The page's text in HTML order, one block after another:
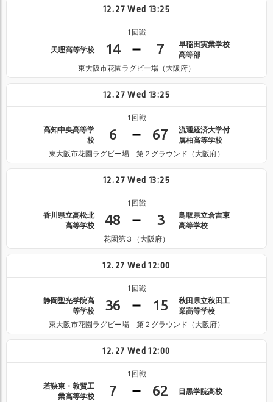
12.27 Wed 13:25
1回戦
天理高等学校 14 7
早稲田実業学校
高等部
東大阪市花園ラグビー場（大阪府）
12.27 Wed 13:25
1回戦
高知中央高等学
校
6 67
流通経済大学付
属柏高等学校
東大阪市花園ラグビー場 第２グラウンド（大阪府）
12.27 Wed 13:25
1回戦
香川県立高松北
高等学校
48 3
鳥取県立倉吉東
高等学校
花園第３（大阪府）
12.27 Wed 12:00
1回戦
静岡聖光学院高
等学校
36 15
秋田県立秋田工
業高等学校
東大阪市花園ラグビー場 第２グラウンド（大阪府）
12.27 Wed 12:00
1回戦
若狭東・敦賀工
業高等学校
7 62 目黒学院高校